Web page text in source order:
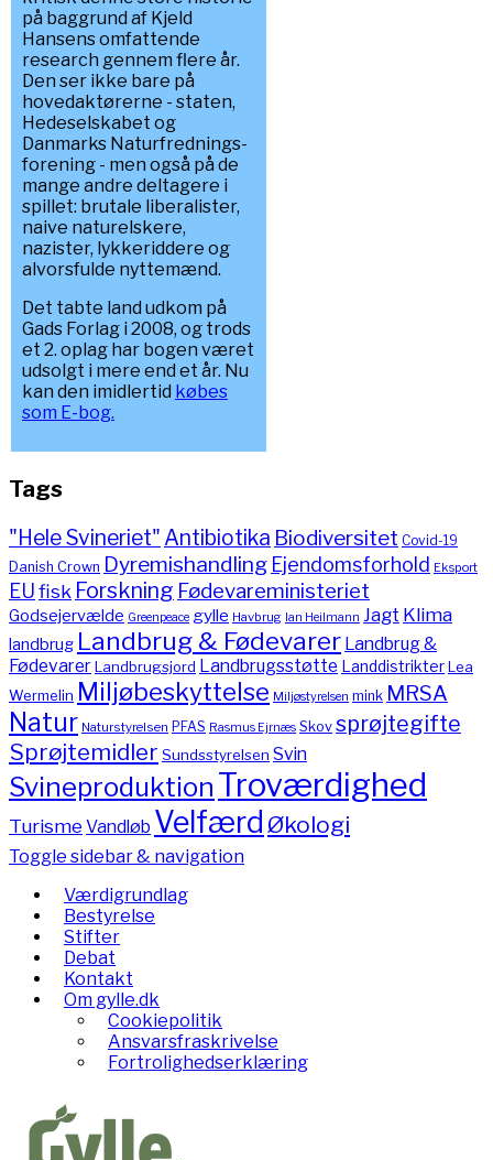
på baggrund af Kjeld
Hansens omfattende
research gennem flere år.
Den ser ikke bare på
hovedaktørerne - staten,
Hedeselskabet og
Danmarks Naturfrednings-
forening - men også på de
mange andre deltagere i
spillet: brutale liberalister,
naive naturelskere,
nazister, lykkeriddere og
alvorsfulde nyttemænd.
Det tabte land udkom på
Gads Forlag i 2008, og trods
et 2. oplag har bogen været
udsolgt i mere end et år. Nu
kan den imidlertid købes
som E-bog.
Tags
"Hele Svineriet" Antibiotika Biodiversitet Covid-19
Danish Crown Dyremishandling Ejendomsforhold Eksport
EUfisk Forskning Fødevareministeriet
Godsejervælde Greenpeace gylle Havbrug Ian Heilmann Jagt Klima
landbrug Landbrug & Fødevarer Landbrug &
FødevarerLandbrugsjord Landbrugsstøtte LanddistrikterLea
Wermelin Miljøbeskyttelse Miljøstyrelsen mink MRSA
Natur Naturstyrelsen PFAS Rasmus Ejrnæs Skov sprøjtegifte
Sprøjtemidler Sundsstyrelsen Svin
Svineproduktion Troværdighed
TurismeVandløb Velfærd Økologi
Toggle sidebar & navigation
Værdigrundlag
Bestyrelse
Stifter
Debat
Kontakt
Om gylle.dk
Cookiepolitik
Ansvarsfraskrivelse
Fortrolighedserklæring